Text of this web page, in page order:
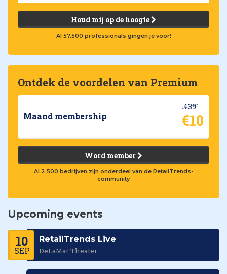
Houd mij op de hoogte
Al 57.500 professionals gingen je voor!
Ontdek de voordelen van Premium
Maand membership
€39
€10
Word member
Al 2.500 bedrijven zijn onderdeel van de RetailTrends-
community
Upcoming events
10
SEP
RetailTrends Live
DeLaMar Theater